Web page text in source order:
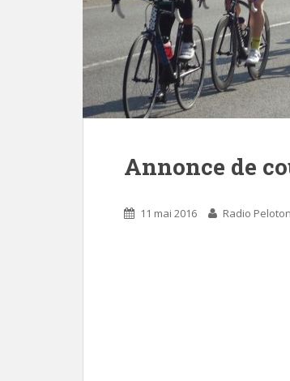
Annonce de
11 mai 2016 Radio Peloton